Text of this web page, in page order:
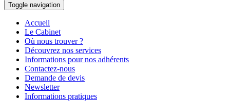
Toggle navigation
Accueil
Le Cabinet
Où nous trouver ?
Découvrez nos services
Informations pour nos adhérents
Contactez-nous
Demande de devis
Newsletter
Informations pratiques